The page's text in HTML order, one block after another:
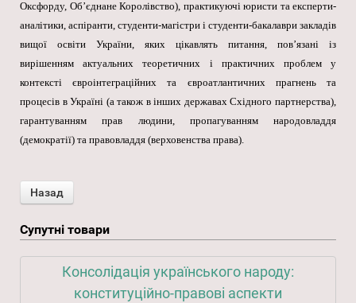
Оксфорду, Об’єднане Королівство), практикуючі юристи та експерти-
аналітики, аспіранти, студенти-магістри і студенти-бакалаври закладів
вищої освіти України, яких цікавлять питання, пов’язані із
вирішенням актуальних теоретичних і практичних проблем у
контексті євроінтеграційних та євроатлантичних прагнень та
процесів в Україні (а також в інших державах Східного партнерства),
гарантуванням прав людини, пропагуванням народовладдя
(демократії) та правовладдя (верховенства права).
Супутні товари
Консолідація українського народу:
конституційно-правові аспекти